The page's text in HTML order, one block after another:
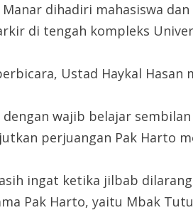
Manar dihadiri mahasiswa
di tengah kompleks
Ustad Haykal
wajib belajar
perjuangan Pak Harto
ingat ketika jilbab
Pak Harto, yaitu Mbak